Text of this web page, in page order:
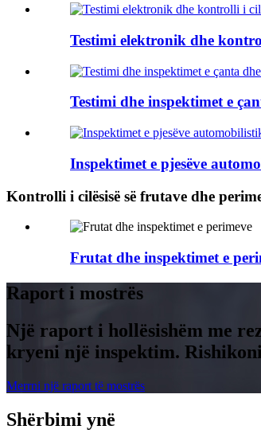
Testimi elektronik dhe
Testimi dhe inspektimet e
Inspektimet e pjesëve
Kontrolli i cilësisë së frutave dhe
Frutat dhe inspektimet e
Raport i mostrës
Një raport i hollësishëm me
kryeni një inspektim.
Merrni një raport të mostrës
Shërbimi ynë